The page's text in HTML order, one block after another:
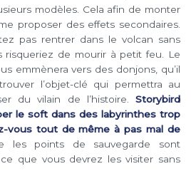
modèles. Cela afin de monter
proposer des effets secondaires.
pas rentrer dans le volcan sans
risqueriez de mourir à petit feu. Le
emmènera vers des donjons, qu’il
l’objet-clé qui permettra au
du vilain de l’histoire. Storybird
le soft dans des labyrinthes trop
vous tout de même à pas mal de
les points de sauvegarde sont
que vous devrez les visiter sans